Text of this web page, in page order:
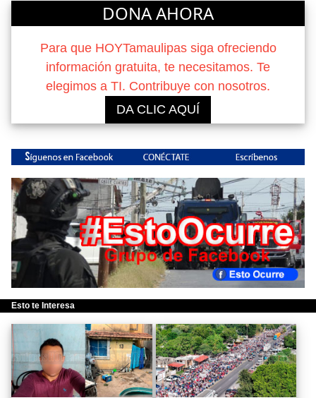
DONA AHORA
Para que HOYTamaulipas siga ofreciendo
información gratuita, te necesitamos. Te
elegimos a TI. Contribuye con nosotros.
DA CLIC AQUÍ
Esto te Interesa